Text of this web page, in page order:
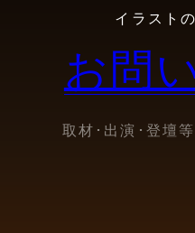
イラスト
お問
取材･出演･登壇